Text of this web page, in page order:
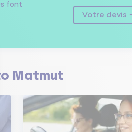
font
Votre devis
Matmut